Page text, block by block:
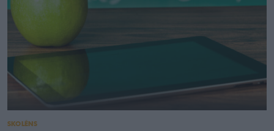
SKOLĒNS